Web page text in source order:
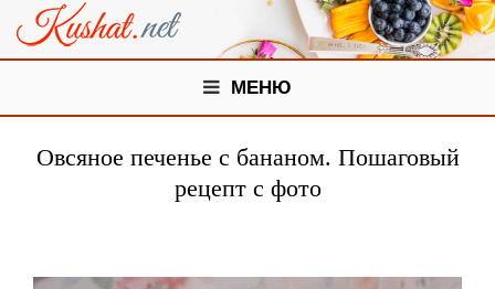
МЕНЮ
Овсяное печенье с бананом. Пошаговый
рецепт с фото